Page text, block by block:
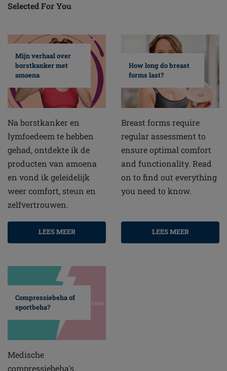
Selected For You
Mijn verhaal over
borstkanker met
amoena
Na borstkanker en
lymfoedeem te hebben
gehad, ontdekte ik de
producten van amoena
en vond ik geleidelijk
weer comfort, steun en
zelfvertrouwen.
LEES MEER
How long do breast
forms last?
Breast forms require
regular assessment to
ensure optimal comfort
and functionality. Read
on to find out everything
you need to know.
LEES MEER
Compressiebeha of
sportbeha?
Medische
compressiebeha's